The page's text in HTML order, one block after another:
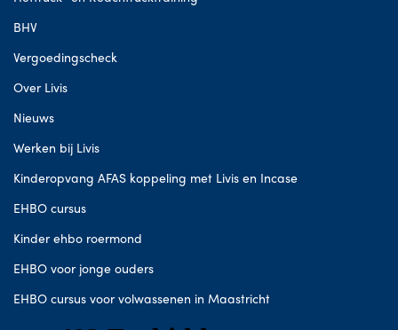
BHV
Vergoedingscheck
Over Livis
Nieuws
Werken bij Livis
Kinderopvang AFAS koppeling met Livis en Incase
EHBO cursus
Kinder ehbo roermond
EHBO voor jonge ouders
EHBO cursus voor volwassenen in Maastricht